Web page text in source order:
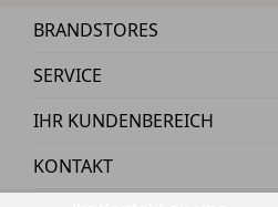
BRANDSTORES
SERVICE
IHR KUNDENBEREICH
KONTAKT